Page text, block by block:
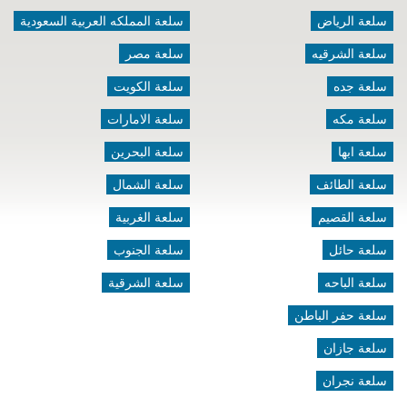
سلعة الرياض
سلعة الشرقيه
سلعة جده
سلعة مكه
سلعة ابها
سلعة الطائف
سلعة القصيم
سلعة حائل
سلعة الباحه
سلعة حفر الباطن
سلعة جازان
سلعة نجران
سلعة المملكه العربية السعودية
سلعة مصر
سلعة الكويت
سلعة الامارات
سلعة البحرين
سلعة الشمال
سلعة الغربية
سلعة الجنوب
سلعة الشرقية